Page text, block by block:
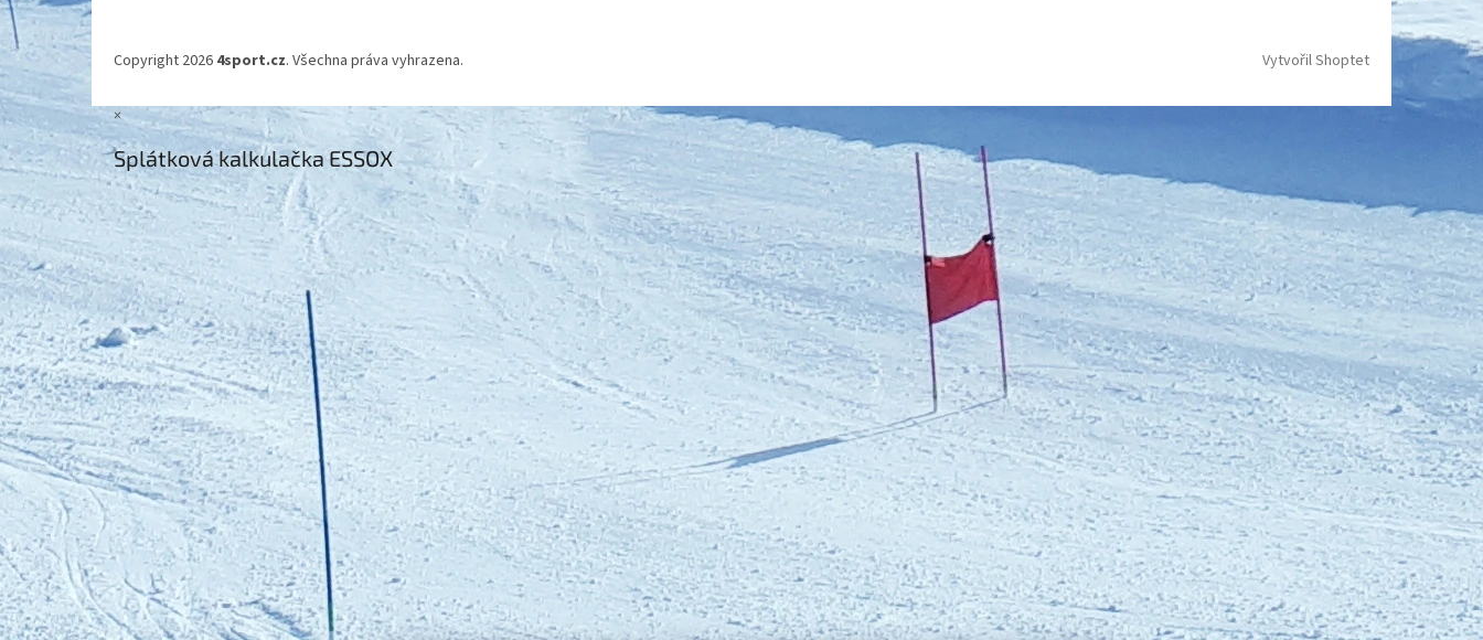
Vytvořil Shoptet
Copyright 2026 4sport.cz. Všechna práva vyhrazena.
×
Splátková kalkulačka ESSOX